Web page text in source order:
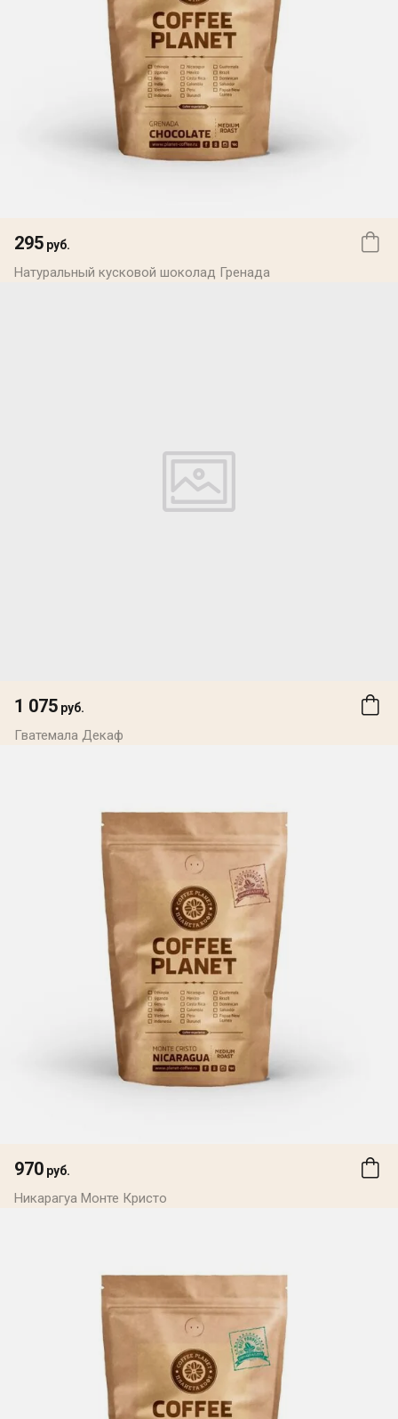
295 руб.
Натуральный кусковой шоколад Гренада
1 075 руб.
Гватемала Декаф
970 руб.
Никарагуа Монте Кристо